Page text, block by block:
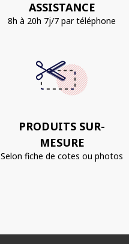
ASSISTANCE
8h à 20h 7j/7 par téléphone
PRODUITS SUR-
MESURE
Selon fiche de cotes ou photos